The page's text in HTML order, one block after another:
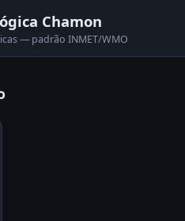
Chamon
— padrão INMET/WMO